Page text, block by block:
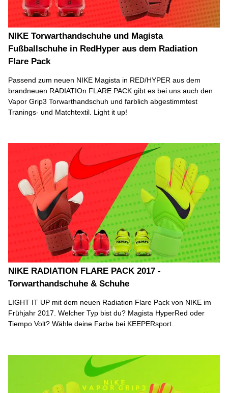
NIKE Torwarthandschuhe und Magista
Fußballschuhe in RedHyper aus dem Radiation
Flare Pack
Passend zum neuen NIKE Magista in RED/HYPER aus dem
brandneuen RADIATIOn FLARE PACK gibt es bei uns auch den
Vapor Grip3 Torwarthandschuh und farblich abgestimmtest
Tranings- und Matchtextil. Light it up!
NIKE RADIATION FLARE PACK 2017 -
Torwarthandschuhe & Schuhe
LIGHT IT UP mit dem neuen Radiation Flare Pack von NIKE im
Frühjahr 2017. Welcher Typ bist du? Magista HyperRed oder
Tiempo Volt? Wähle deine Farbe bei KEEPERsport.